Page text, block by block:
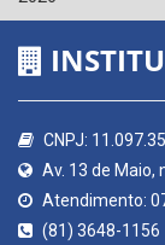
CNPJ:
Av. 13 de Maio,
Atendimento:
(81) 3648-1156